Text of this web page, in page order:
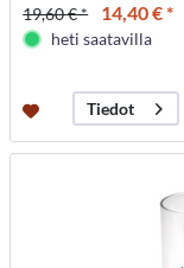
19,60 € * 14,40 € *
heti saatavilla
Tiedot